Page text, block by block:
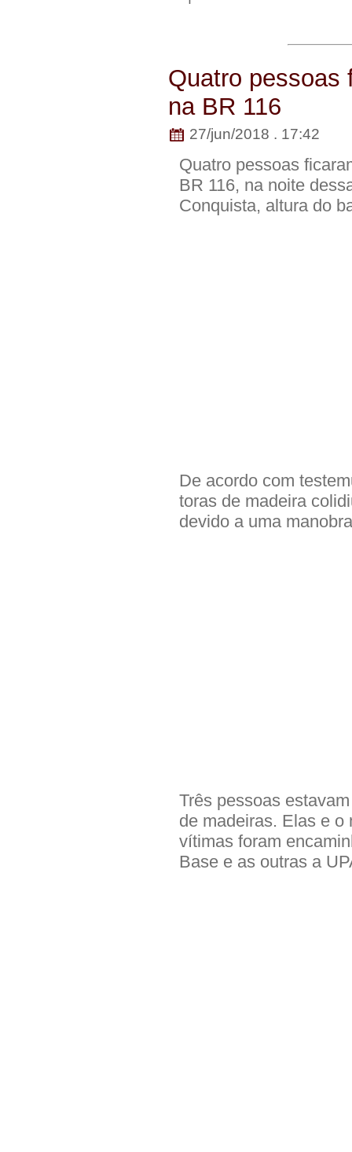
Quatro pessoas
na BR 116
27/jun/2018 . 17:42
Quatro pessoas
BR 116, na noite
Conquista, altura do
De acordo com
toras de madeira
devido a uma
Três pessoas
de madeiras. Elas e o
vítimas foram
Base e as outras a